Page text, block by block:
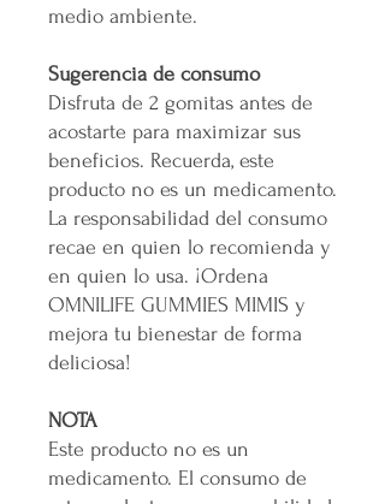
medio ambiente.
Sugerencia de consumo
Disfruta de 2 gomitas antes de
acostarte para maximizar sus
beneficios. Recuerda, este
producto no es un medicamento.
La responsabilidad del consumo
recae en quien lo recomienda y
en quien lo usa. ¡Ordena
OMNILIFE GUMMIES MIMIS y
mejora tu bienestar de forma
deliciosa!
NOTA
Este producto no es un
medicamento. El consumo de